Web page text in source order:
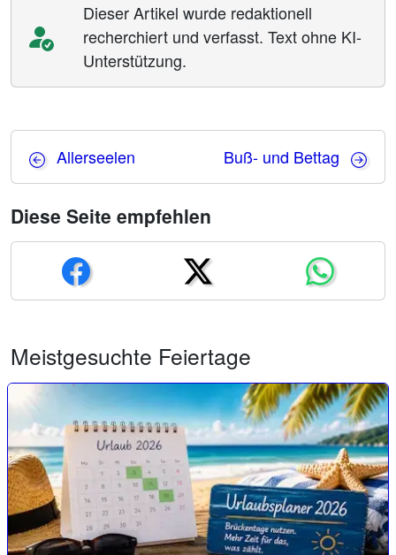
Dieser Artikel wurde redaktionell
recherchiert und verfasst. Text ohne KI-
Unterstützung.
Allerseelen Buß- und Bettag
Diese Seite empfehlen
Meistgesuchte Feiertage